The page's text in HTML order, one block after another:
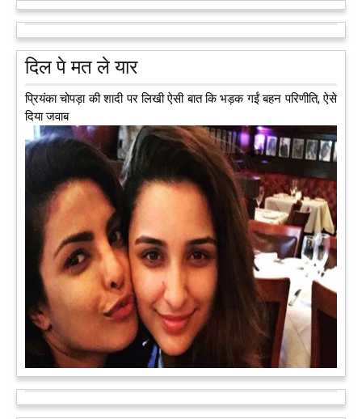
को अलविदा कह चुकी 13 वर्षीय लड़की के अंगदान से 3 जरूरतमंद लोगों
को नई जिंदगी मिल गई।आगे पढ़ें
अब एक आइडिया बदलेगा हिमाचल के युवाओं की किस्मत, जानिए कैसे
हमीरपुर में अब एक आइडिया युवाओं की किस्मत बदलने जा रहा है। भारत
सरकार के स्टार्टअप मिशन के तहत सबंधित टीम मोबाइल वैन के जरिए पूरे
देश के कोने-कोने में घूमकर नए स्टार्ट अप स्थापित करने की चाह रखने
वाले युवाओं से संपर्क कर रही है।आगे पढ़ें
आरक्षण के विरोध में राजा भैया बोले, प्रमोशन का आधार गुणवत्ता और
वरिष्ठता हो, जाति नहीं
दिल पे मत ले यार
प्रियंका चोपड़ा की शादी पर लिखी ऐसी बात कि भड़क गईं बहन परिणीति, ऐसे
दिया जवाब